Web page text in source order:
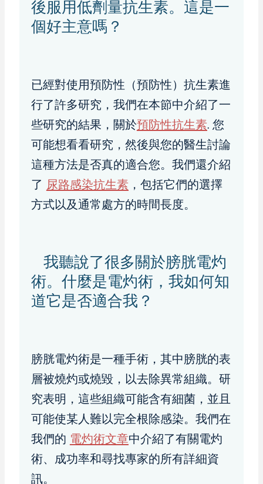
後服用低劑量抗生素。這是一
個好主意嗎？
已經對使用預防性（預防性）抗生素進
行了許多研究，我們在本節中介紹了一
些研究的結果，關於預防性抗生素. 您
可能想看看研究，然後與您的醫生討論
這種方法是否真的適合您。我們還介紹
了 尿路感染抗生素，包括它們的選擇
方式以及通常處方的時間長度。
我聽說了很多關於膀胱電灼
術。什麼是電灼術，我如何知
道它是否適合我？
膀胱電灼術是一種手術，其中膀胱的表
層被燒灼或燒毀，以去除異常組織。研
究表明，這些組織可能含有細菌，並且
可能使某人難以完全根除感染。我們在
我們的 電灼術文章中介紹了有關電灼
術、成功率和尋找專家的所有詳細資
訊。